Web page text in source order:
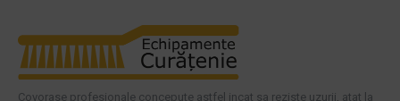
Covorase profesionale concepute astfel incat sa reziste uzurii, atat la